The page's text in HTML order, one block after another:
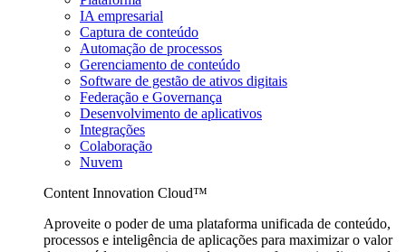
IA empresarial
Captura de conteúdo
Automação de processos
Gerenciamento de conteúdo
Software de gestão de ativos digitais
Federação e Governança
Desenvolvimento de aplicativos
Integrações
Colaboração
Nuvem
Content Innovation Cloud™
Aproveite o poder de uma plataforma unificada de conteúdo,
processos e inteligência de aplicações para maximizar o valor